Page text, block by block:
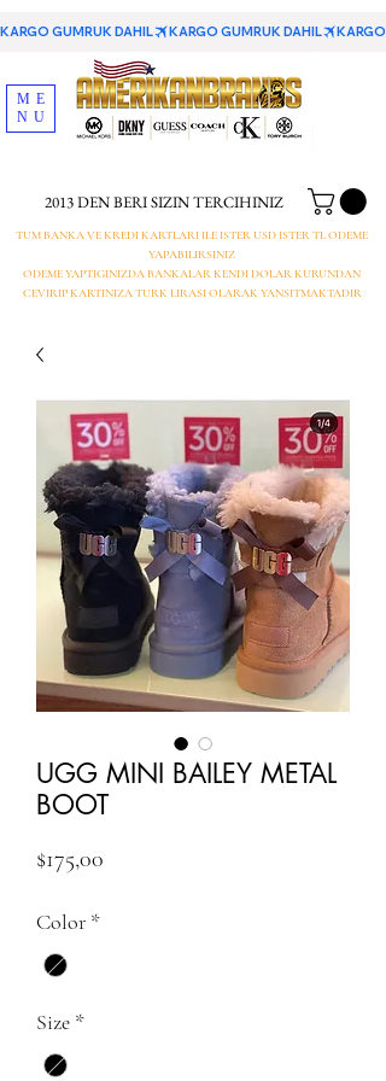
KARGO GUMRUK DAHIL
2013 DEN BERI SIZIN TERCIHINIZ
TUM BANKA VE KREDI KARTLARI ILE ISTER USD ISTER TL ODEME
YAPABILIRSINIZ
ODEME YAPTIGINIZDA BANKALAR KENDI DOLAR KURUNDAN
CEVIRIP KARTINIZA TURK LIRASI OLARAK YANSITMAKTADIR
ME
NU
UGG MINI BAILEY METAL
BOOT
$175,00
Color *
Size *